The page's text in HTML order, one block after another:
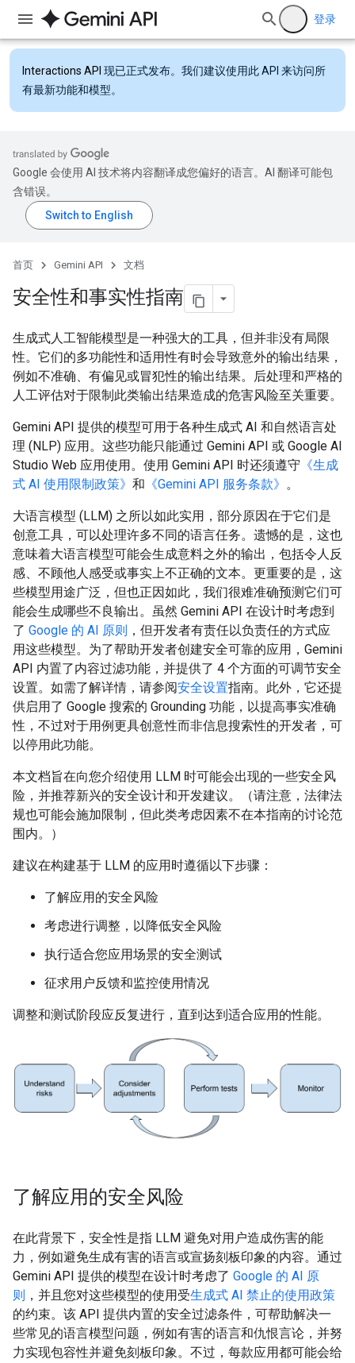
登录
Interactions API 现已正式发布。我们建议使用此 API 来访问所
有最新功能和模型。
Google 会使用 AI 技术将内容翻译成您偏好的语言。AI 翻译可能包
含错误。
首页 Gemini API 文档
安全性和事实性指南
生成式人工智能模型是一种强大的工具，但并非没有局限
性。它们的多功能性和适用性有时会导致意外的输出结果，
例如不准确、有偏见或冒犯性的输出结果。后处理和严格的
人工评估对于限制此类输出结果造成的危害风险至关重要。
Gemini API 提供的模型可用于各种生成式 AI 和自然语言处
理 (NLP) 应用。这些功能只能通过 Gemini API 或 Google AI
Studio Web 应用使用。使用 Gemini API 时还须遵守 《生成
式 AI 使用限制政策》 和 《Gemini API 服务条款》 。
大语言模型 (LLM) 之所以如此实用，部分原因在于它们是
创意工具，可以处理许多不同的语言任务。遗憾的是，这也
意味着大语言模型可能会生成意料之外的输出，包括令人反
感、不顾他人感受或事实上不正确的文本。更重要的是，这
些模型用途广泛，但也正因如此，我们很难准确预测它们可
能会生成哪些不良输出。虽然 Gemini API 在设计时考虑到
了 Google 的 AI 原则 ，但开发者有责任以负责任的方式应
用这些模型。为了帮助开发者创建安全可靠的应用，Gemini
API 内置了内容过滤功能，并提供了 4 个方面的可调节安全
设置。如需了解详情，请参阅安全设置指南。此外，它还提
供启用了 Google 搜索的 Grounding 功能，以提高事实准确
性，不过对于用例更具创意性而非信息搜索性的开发者，可
以停用此功能。
本文档旨在向您介绍使用 LLM 时可能会出现的一些安全风
险，并推荐新兴的安全设计和开发建议。（请注意，法律法
规也可能会施加限制，但此类考虑因素不在本指南的讨论范
围内。）
建议在构建基于 LLM 的应用时遵循以下步骤：
了解应用的安全风险
考虑进行调整，以降低安全风险
执行适合您应用场景的安全测试
征求用户反馈和监控使用情况
调整和测试阶段应反复进行，直到达到适合应用的性能。
了解应用的安全风险
在此背景下，安全性是指 LLM 避免对用户造成伤害的能
力，例如避免生成有害的语言或宣扬刻板印象的内容。通过
Gemini API 提供的模型在设计时考虑了 Google 的 AI 原
则 ，并且您对这些模型的使用受生成式 AI 禁止的使用政策
的约束。该 API 提供内置的安全过滤条件，可帮助解决一
些常见的语言模型问题，例如有害的语言和仇恨言论，并努
力实现包容性并避免刻板印象。不过，每款应用都可能会给